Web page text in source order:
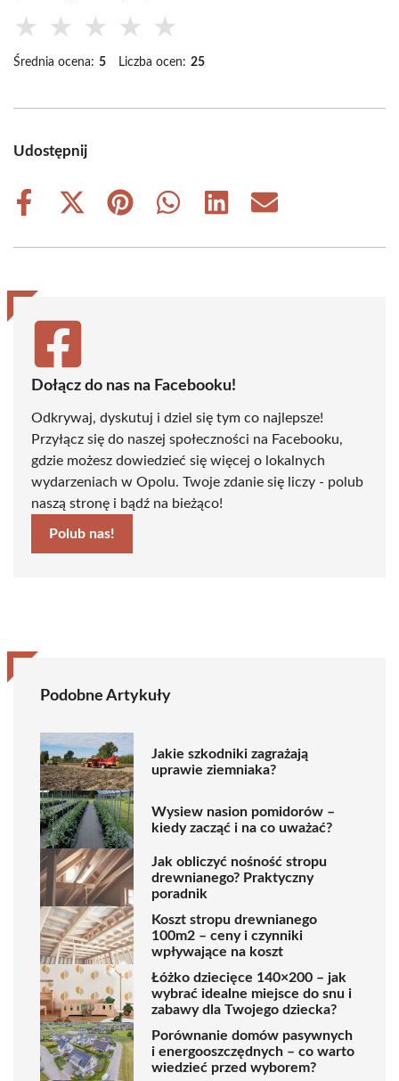
★ ★ ★ ★ ★
Średnia ocena: 5 Liczba ocen: 25
Udostępnij
Share
Share
(Twitter)
Share
Share
Share
Share
Dołącz do nas na Facebooku!
Odkrywaj, dyskutuj i dziel się tym co najlepsze!
Przyłącz się do naszej społeczności na Facebooku,
gdzie możesz dowiedzieć się więcej o lokalnych
wydarzeniach w Opolu. Twoje zdanie się liczy - polub
naszą stronę i bądź na bieżąco!
Polub nas!
Podobne Artykuły
Jakie szkodniki zagrażają
uprawie ziemniaka?
Wysiew nasion pomidorów –
kiedy zacząć i na co uważać?
Jak obliczyć nośność stropu
drewnianego? Praktyczny
poradnik
Koszt stropu drewnianego
100m2 – ceny i czynniki
wpływające na koszt
Łóżko dziecięce 140×200 – jak
wybrać idealne miejsce do snu i
zabawy dla Twojego dziecka?
Porównanie domów pasywnych
i energooszczędnych – co warto
wiedzieć przed wyborem?